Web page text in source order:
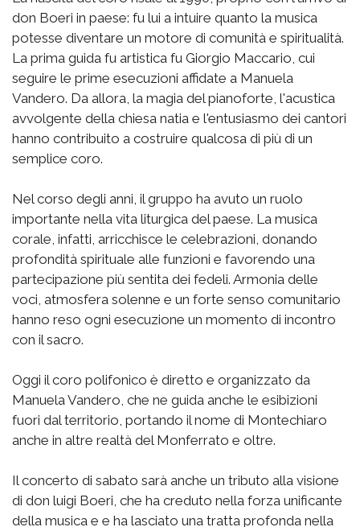
don Boeri in paese: fu lui a intuire quanto la musica
potesse diventare un motore di comunità e spiritualità.
La prima guida fu artistica fu Giorgio Maccario, cui
seguire le prime esecuzioni affidate a Manuela
Vandero. Da allora, la magia del pianoforte, l'acustica
avvolgente della chiesa natia e l'entusiasmo dei cantori
hanno contribuito a costruire qualcosa di più di un
semplice coro.
Nel corso degli anni, il gruppo ha avuto un ruolo
importante nella vita liturgica del paese. La musica
corale, infatti, arricchisce le celebrazioni, donando
profondità spirituale alle funzioni e favorendo una
partecipazione più sentita dei fedeli. Armonia delle
voci, atmosfera solenne e un forte senso comunitario
hanno reso ogni esecuzione un momento di incontro
con il sacro.
Oggi il coro polifonico è diretto e organizzato da
Manuela Vandero, che ne guida anche le esibizioni
fuori dal territorio, portando il nome di Montechiaro
anche in altre realtà del Monferrato e oltre.
Il concerto di sabato sarà anche un tributo alla visione
di don luigi Boeri, che ha creduto nella forza unificante
della musica e e ha lasciato una tratta profonda nella